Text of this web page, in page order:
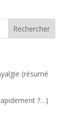
(résumé
?…)